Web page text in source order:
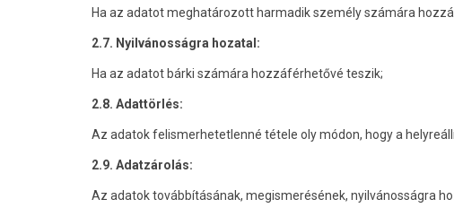
Ha az adatot meghatározott harmadik személy számára
2.7. Nyilvánosságra hozatal:
Ha az adatot bárki számára hozzáférhetővé teszik;
2.8. Adattörlés:
Az adatok felismerhetetlenné tétele oly módon, hogy a
2.9. Adatzárolás:
Az adatok továbbításának, megismerésének, nyilvánosságra